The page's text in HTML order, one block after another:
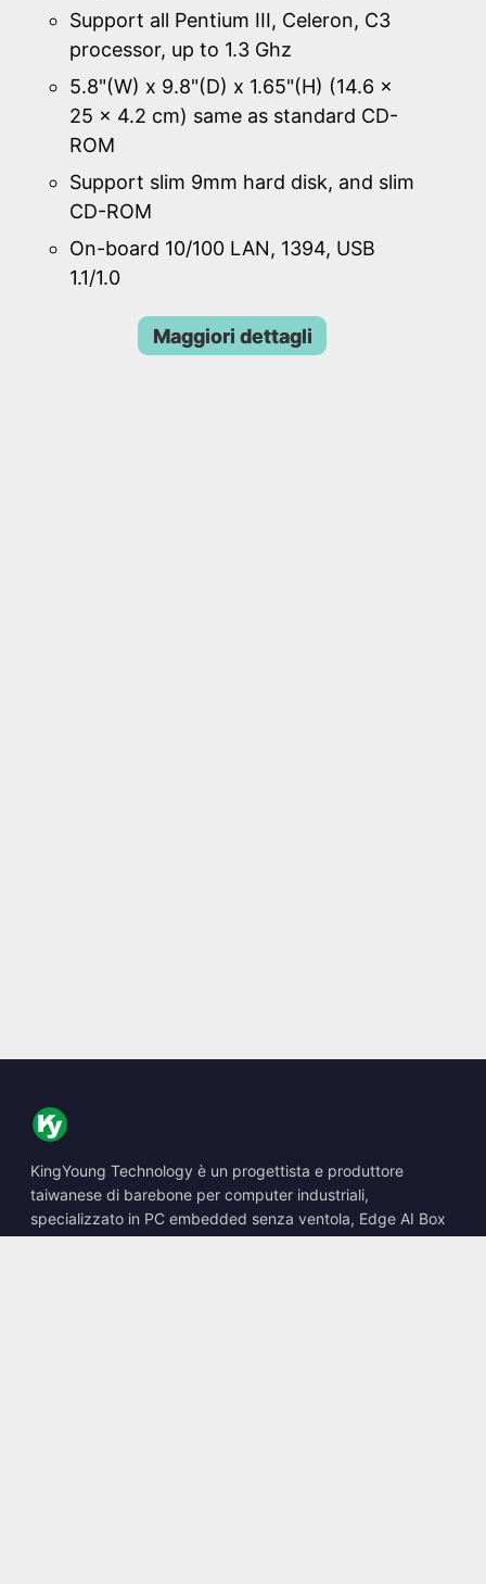
Support all Pentium III, Celeron, C3
processor, up to 1.3 Ghz
5.8"(W) x 9.8"(D) x 1.65"(H) (14.6 x
25 x 4.2 cm) same as standard CD-
ROM
Support slim 9mm hard disk, and slim
CD-ROM
On-board 10/100 LAN, 1394, USB
1.1/1.0
Maggiori dettagli
KingYoung Technology è un progettista e produttore
taiwanese di barebone per computer industriali,
specializzato in PC embedded senza ventola, Edge AI Box
e soluzioni di calcolo robuste.